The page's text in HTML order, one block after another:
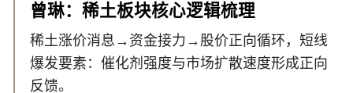
曾琳：稀土板块核心逻辑梳理
稀土涨价消息→资金接力→股价正向循环，短线
爆发要素：催化剂强度与市场扩散速度形成正向
反馈。